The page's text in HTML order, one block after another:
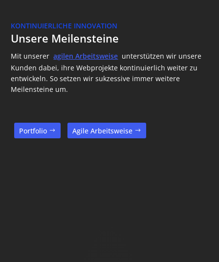
KONTINUIERLICHE INNOVATION
Unsere Meilensteine
Mit unserer agilen Arbeitsweise unterstützen wir unsere
Kunden dabei, ihre Webprojekte kontinuierlich weiter zu
entwickeln. So setzen wir sukzessive immer weitere
Meilensteine um.
Portfolio Agile Arbeitsweise